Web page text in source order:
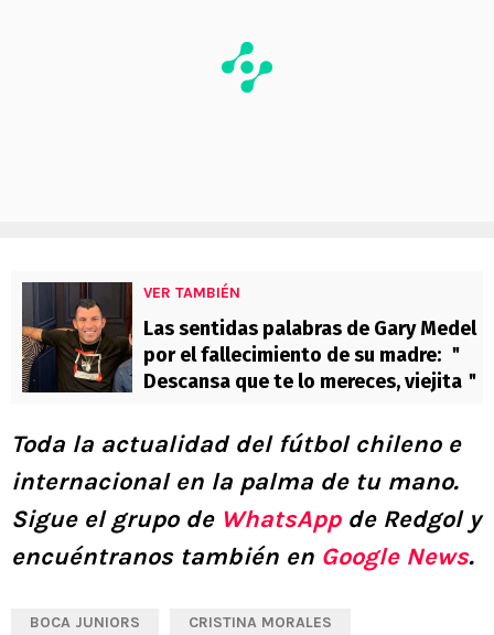
VER TAMBIÉN
Las sentidas palabras de Gary Medel
por el fallecimiento de su madre: ＂
Descansa que te lo mereces, viejita＂
Toda la actualidad del fútbol chileno e
internacional en la palma de tu mano.
Sigue el grupo de WhatsAppde Redgol y
encuéntranos también en Google News.
BOCA JUNIORS CRISTINA MORALES